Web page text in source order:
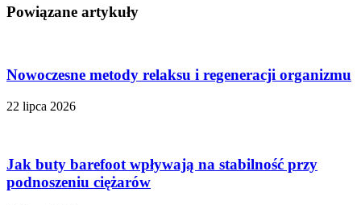
Powiązane artykuły
Nowoczesne metody relaksu i regeneracji organizmu
22 lipca 2026
Jak buty barefoot wpływają na stabilność przy
podnoszeniu ciężarów